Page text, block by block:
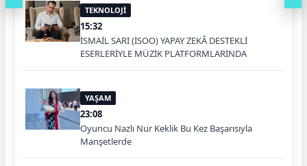
TEKNOLOJİ
15:32
İSMAİL SARI (İSOO) YAPAY ZEKÂ DESTEKLİ
ESERLERİYLE MÜZİK PLATFORMLARINDA
YAŞAM
23:08
Oyuncu Nazlı Nur Keklik Bu Kez Başarısıyla
Manşetlerde